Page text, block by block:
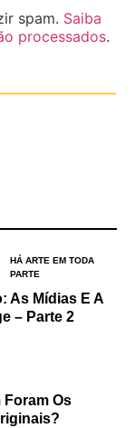
spam. Saiba
processados.
HÁ ARTE EM TODA
PARTE
As Mídias E A
– Parte 2
Foram Os